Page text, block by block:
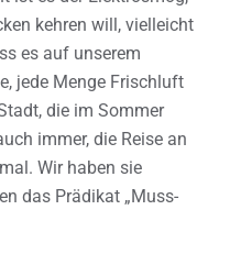
kehren will, vielleicht
es auf unserem
jede Menge Frischluft
die im Sommer
immer, die Reise an
Wir haben sie
das Prädikat „Muss-